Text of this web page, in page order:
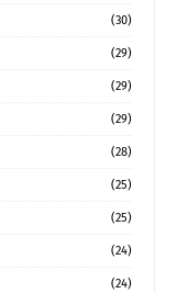
(30)
(29)
(29)
(29)
(28)
(25)
(25)
(24)
(24)